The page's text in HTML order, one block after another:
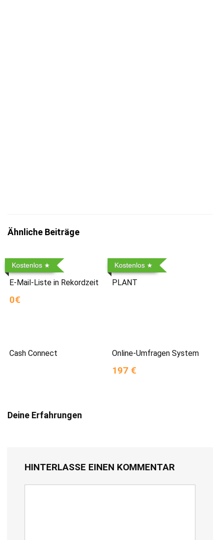
Ähnliche Beiträge
Kostenlos
E-Mail-Liste in Rekordzeit
0€
Kostenlos
PLANT
Cash Connect Online-Umfragen System
197 €
Deine Erfahrungen
HINTERLASSE EINEN KOMMENTAR